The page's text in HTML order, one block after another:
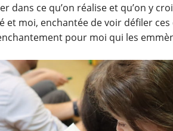
dans ce qu’on réalise et qu’on y
et moi, enchantée de voir défiler
pour moi qui les